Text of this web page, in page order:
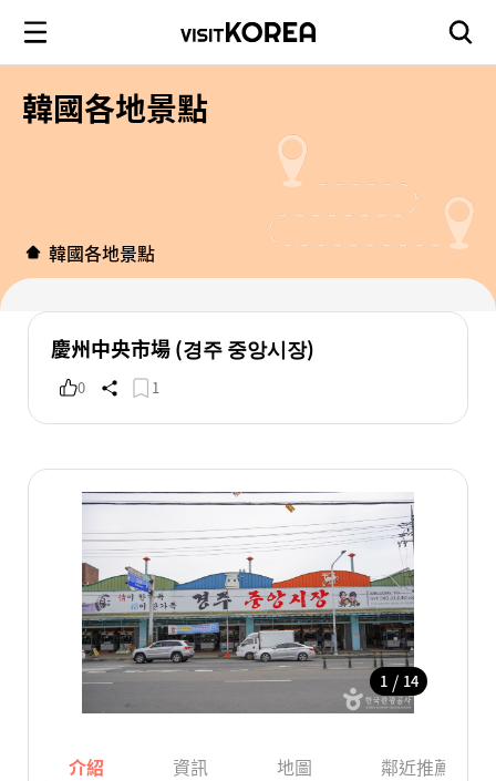
韓國各地景點
韓國各地景點
慶州中央市場 (경주 중앙시장)
0 1
1 / 14
介紹 資訊 地圖 鄰近推薦景點